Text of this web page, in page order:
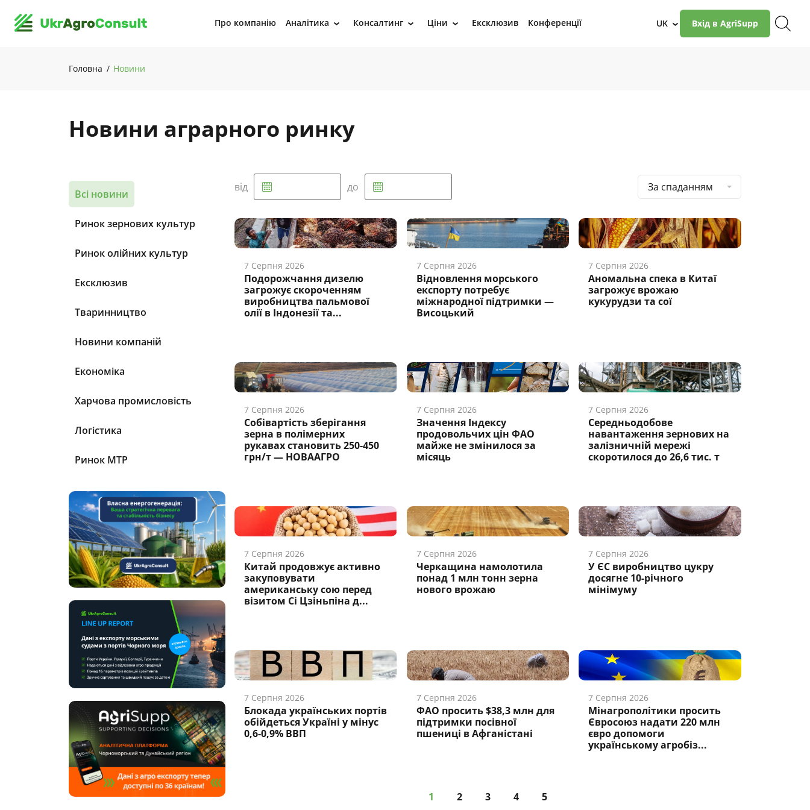
Про компанію Аналітика › Консалтинг › Ціни › Ексклюзив Конференції UK › Вхід в AgriSupp
Головна Новини
Новини аграрного ринку
Всі новини
Ринок зернових культур
Ринок олійних культур
Ексклюзив
Тваринництво
Новини компаній
Економіка
Харчова промисловість
Логістика
Ринок МТР
від до За спаданням
7 Серпня 2026
Подорожчання дизелю
загрожує скороченням
виробництва пальмової
олії в Індонезії та...
7 Серпня 2026
Відновлення морського
експорту потребує
міжнародної підтримки —
Висоцький
7 Серпня 2026
Аномальна спека в Китаї
загрожує врожаю
кукурудзи та сої
7 Серпня 2026
Собівартість зберігання
зерна в полімерних
рукавах становить 250-450
грн/т — НОВААГРО
7 Серпня 2026
Значення Індексу
продовольчих цін ФАО
майже не змінилося за
місяць
7 Серпня 2026
Середньодобове
навантаження зернових на
залізничній мережі
скоротилося до 26,6 тис. т
7 Серпня 2026
Китай продовжує активно
закуповувати
американську сою перед
візитом Сі Цзіньпіна д...
7 Серпня 2026
Черкащина намолотила
понад 1 млн тонн зерна
нового врожаю
7 Серпня 2026
У ЄС виробництво цукру
досягне 10-річного
мінімуму
7 Серпня 2026
Блокада українських портів
обійдеться Україні у мінус
0,6-0,9% ВВП
7 Серпня 2026
ФАО просить $38,3 млн для
підтримки посівної
пшениці в Афганістані
7 Серпня 2026
Мінагрополітики просить
Євросоюз надати 220 млн
євро допомоги
українському агробіз...
1 2 3 4 5